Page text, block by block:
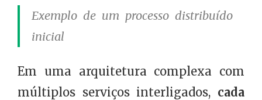
Exemplo de um processo distribuído
inicial
Em uma arquitetura complexa com
múltiplos serviços interligados, cada